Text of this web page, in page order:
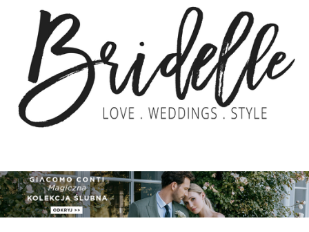
O NAS
KONTAKT
REKLAMA
ADVERTISING
ZGŁOSZENIA